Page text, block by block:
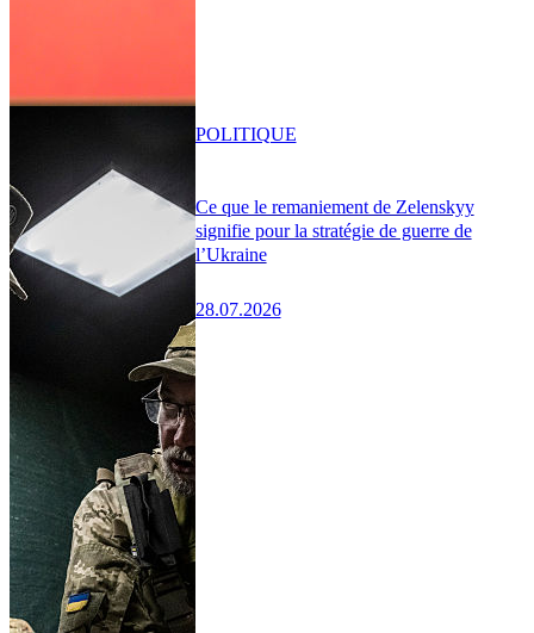
Ce que le remaniement de Zelenskyy
signifie pour la stratégie de guerre de
l’Ukraine
28.07.2026
POLITIQUE